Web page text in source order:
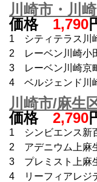
川崎市・川
価格 1,790
1 シティテラス川
2 レーベン
3 レーベ
4 ベルジェンド川
川崎市/麻生
価格 2,790
1 シンビエ
2 アデニウム上
3 プレミスト
4 リーフィア